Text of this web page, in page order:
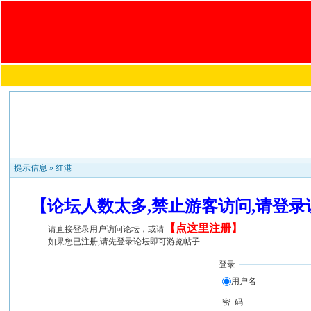
提示信息 »红港
【论坛人数太多,禁止游客访问,请登
请直接登录用户访问论坛，或请 【 点这里注册】
如果您已注册,请先登录论坛即可游览帖子
登录
用户名
密 码